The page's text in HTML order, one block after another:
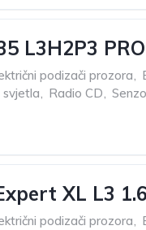
L3H2P3
podizači prozora,
svjetla, Radio CD,
XL L3
podizači prozora,